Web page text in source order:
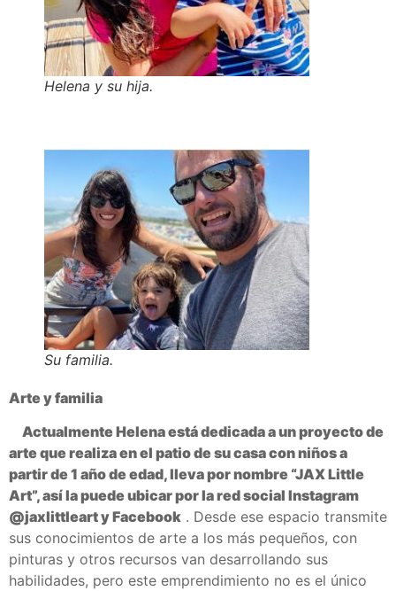
Helena y su hija.
Su familia.
Arte y familia
Actualmente Helena está dedicada a un proyecto de
arte que realiza en el patio de su casa con niños a
partir de 1 año de edad, lleva por nombre “JAX Little
Art”, así la puede ubicar por la red social Instagram
@jaxlittleart y Facebook . Desde ese espacio transmite
sus conocimientos de arte a los más pequeños, con
pinturas y otros recursos van desarrollando sus
habilidades, pero este emprendimiento no es el único